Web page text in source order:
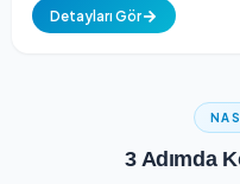
Detayları Gör